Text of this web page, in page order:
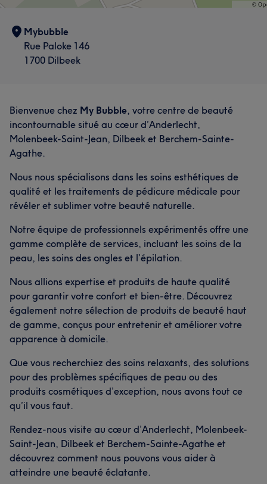
Mybubble
Rue Paloke 146
1700 Dilbeek
Bienvenue chez My Bubble, votre centre de beauté
incontournable situé au cœur d’Anderlecht,
Molenbeek-Saint-Jean, Dilbeek et Berchem-Sainte-
Agathe.
Nous nous spécialisons dans les soins esthétiques de
qualité et les traitements de pédicure médicale pour
révéler et sublimer votre beauté naturelle.
Notre équipe de professionnels expérimentés offre une
gamme complète de services, incluant les soins de la
peau, les soins des ongles et l’épilation.
Nous allions expertise et produits de haute qualité
pour garantir votre confort et bien-être. Découvrez
également notre sélection de produits de beauté haut
de gamme, conçus pour entretenir et améliorer votre
apparence à domicile.
Que vous recherchiez des soins relaxants, des solutions
pour des problèmes spécifiques de peau ou des
produits cosmétiques d’exception, nous avons tout ce
qu’il vous faut.
Rendez-nous visite au cœur d’Anderlecht, Molenbeek-
Saint-Jean, Dilbeek et Berchem-Sainte-Agathe et
découvrez comment nous pouvons vous aider à
atteindre une beauté éclatante.